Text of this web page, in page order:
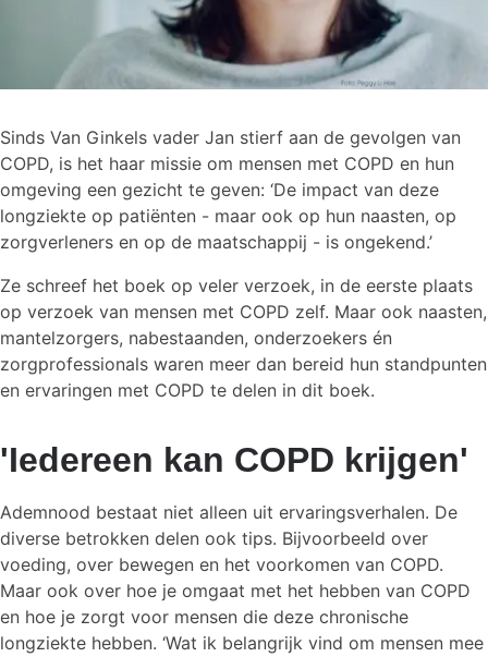
Sinds Van Ginkels vader Jan stierf aan de gevolgen van
COPD, is het haar missie om mensen met COPD en hun
omgeving een gezicht te geven: ‘De impact van deze
longziekte op patiënten - maar ook op hun naasten, op
zorgverleners en op de maatschappij - is ongekend.’
Ze schreef het boek op veler verzoek, in de eerste plaats
op verzoek van mensen met COPD zelf. Maar ook naasten,
mantelzorgers, nabestaanden, onderzoekers én
zorgprofessionals waren meer dan bereid hun standpunten
en ervaringen met COPD te delen in dit boek.
'Iedereen kan COPD krijgen'
Ademnood bestaat niet alleen uit ervaringsverhalen. De
diverse betrokken delen ook tips. Bijvoorbeeld over
voeding, over bewegen en het voorkomen van COPD.
Maar ook over hoe je omgaat met het hebben van COPD
en hoe je zorgt voor mensen die deze chronische
longziekte hebben. ‘Wat ik belangrijk vind om mensen mee